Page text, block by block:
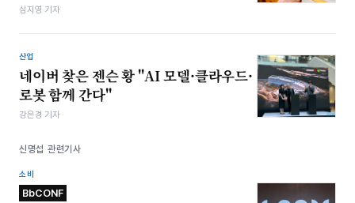
심지영 기자
산업
네이버 찾은 젠슨 황 "AI 모델·클라우드·
로봇 함께 간다"
강은경 기자
신명섭 관련기사
소비
BbCONF